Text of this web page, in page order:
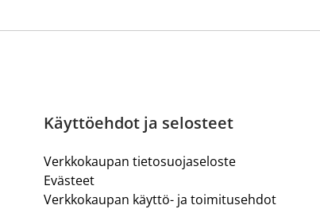
Käyttöehdot ja selosteet
Verkkokaupan tietosuojaseloste
Evästeet
Verkkokaupan käyttö- ja toimitusehdot